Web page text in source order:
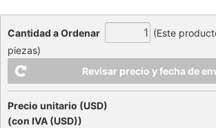
Cantidad a Ordenar
(Este
piezas)
Revisar precio y fecha de
Precio unitario (USD)
(con IVA (USD))